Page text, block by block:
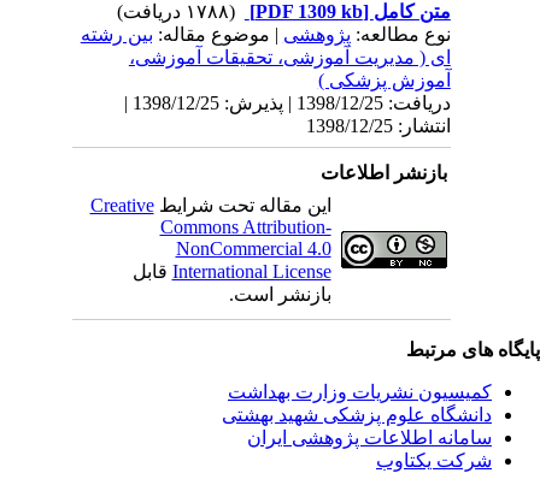
متن کامل[PDF 1309 kb]
نوع مطالعه:پژوهشی| موضوع مقاله:بین رشته
ای ( مدیریت آموزشی، تحقیقات آموزشی،
آموزش پزشکی )
دریافت: 1398/12/25 | پذیرش: 1398/12/25 |
انتشار: 1398/12/25
بازنشر اطلاعات
این مقاله تحت شرایطCreative
Commons Attribution-
NonCommercial 4.0
International Licenseقابل
بازنشر است.
های مرتبط
کمیسیون نشریات وزارت بهداشت
دانشگاه علوم پزشکی شهید بهشتی
سامانه اطلاعات پژوهشی ایران
شرکت یکتاوب